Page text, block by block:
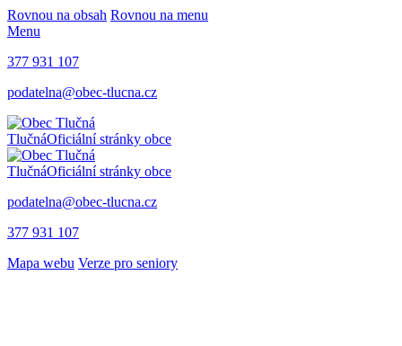
Rovnou na obsah Rovnou na menu
Menu
377 931 107
podatelna@obec-tlucna.cz
TlučnáOficiální stránky obce
TlučnáOficiální stránky obce
podatelna@obec-tlucna.cz
377 931 107
Mapa webu Verze pro seniory